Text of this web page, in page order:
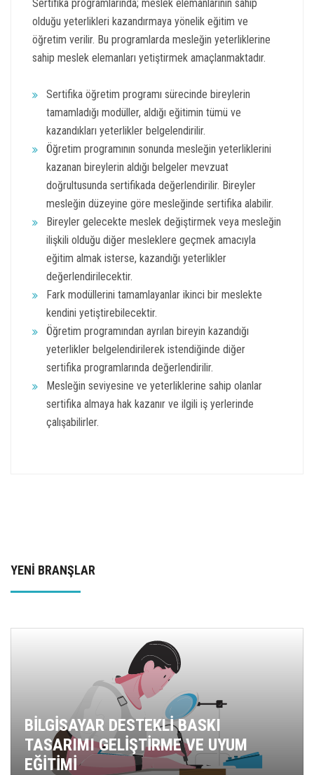
Sertifika programlarında; meslek elemanlarının sahip
olduğu yeterlikleri kazandırmaya yönelik eğitim ve
öğretim verilir. Bu programlarda mesleğin yeterliklerine
sahip meslek elemanları yetiştirmek amaçlanmaktadır.
Sertifika öğretim programı sürecinde bireylerin
tamamladığı modüller, aldığı eğitimin tümü ve
kazandıkları yeterlikler belgelendirilir.
Öğretim programının sonunda mesleğin yeterliklerini
kazanan bireylerin aldığı belgeler mevzuat
doğrultusunda sertifikada değerlendirilir. Bireyler
mesleğin düzeyine göre mesleğinde sertifika alabilir.
Bireyler gelecekte meslek değiştirmek veya mesleğin
ilişkili olduğu diğer mesleklere geçmek amacıyla
eğitim almak isterse, kazandığı yeterlikler
değerlendirilecektir.
Fark modüllerini tamamlayanlar ikinci bir meslekte
kendini yetiştirebilecektir.
Öğretim programından ayrılan bireyin kazandığı
yeterlikler belgelendirilerek istendiğinde diğer
sertifika programlarında değerlendirilir.
Mesleğin seviyesine ve yeterliklerine sahip olanlar
sertifika almaya hak kazanır ve ilgili iş yerlerinde
çalışabilirler.
YENİ BRANŞLAR
BİLGİSAYAR DESTEKLİ BASKI
TASARIMI GELİŞTİRME VE UYUM
EĞİTİMİ